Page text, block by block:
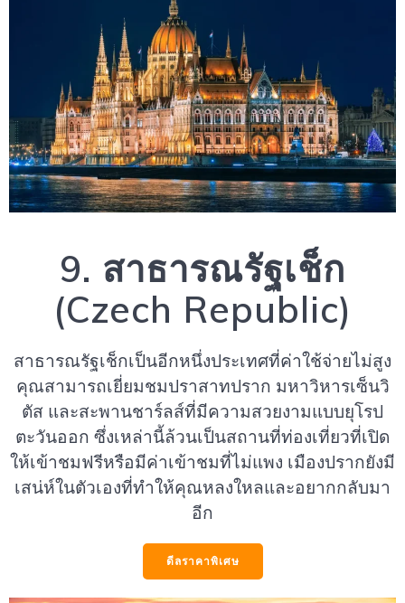
9. สาธารณรัฐเช็ก
(Czech Republic)
สาธารณรัฐเช็กเป็นอีกหนึ่งประเทศที่ค่าใช้จ่ายไม่สูง
คุณสามารถเยี่ยมชมปราสาทปราก มหาวิหารเซ็นวิ
ตัส และสะพานชาร์ลส์ที่มีความสวยงามแบบยุโรป
ตะวันออก ซึ่งเหล่านี้ล้วนเป็นสถานที่ท่องเที่ยวที่เปิด
ให้เข้าชมฟรีหรือมีค่าเข้าชมที่ไม่แพง เมืองปรากยังมี
เสน่ห์ในตัวเองที่ทำให้คุณหลงใหลและอยากกลับมา
อีก
ดีลราคาพิเศษ